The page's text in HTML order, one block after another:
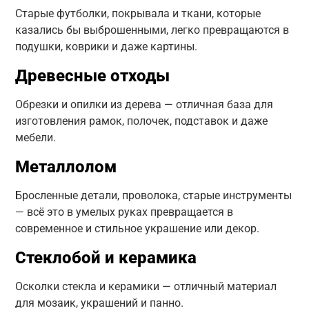
Старые футболки, покрывала и ткани, которые
казались бы выброшенными, легко превращаются в
подушки, коврики и даже картины.
Древесные отходы
Обрезки и опилки из дерева — отличная база для
изготовления рамок, полочек, подставок и даже
мебели.
Металлолом
Бросленные детали, проволока, старые инструменты
— всё это в умелых руках превращается в
современное и стильное украшение или декор.
Стеклобой и керамика
Осколки стекла и керамики — отличный материал
для мозаик, украшений и панно.